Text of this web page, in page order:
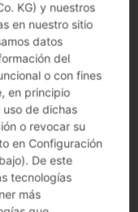
los problemas
tiempos, el
ha acelerado
se acercan a
vez más estrictos.
compuesta por el
el COO Bernd
reactivo. Queremos
de un proyecto
y Desarrollo
siendo
aprendices, el Sr.
KG) y nuestros
en nuestro sitio
datos
del
o con fines
en principio
de dichas
o revocar su
en Configuración
De este
tecnologías
más